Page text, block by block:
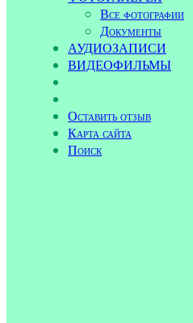
Все фотографии
Документы
АУДИОЗАПИСИ
ВИДЕОФИЛЬМЫ
Оставить отзыв
Карта сайта
Поиск